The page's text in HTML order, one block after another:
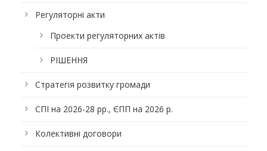
Регуляторні акти
Проекти регуляторних актів
РІШЕННЯ
Стратегія розвитку громади
СПІ на 2026-28 рр., ЄПП на 2026 р.
Колективні договори